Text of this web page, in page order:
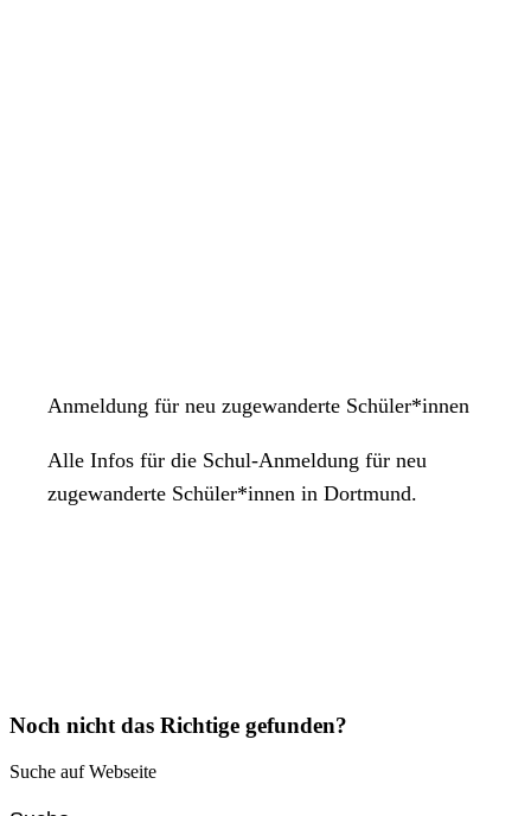
Anmeldung für neu zugewanderte Schüler*innen
Alle Infos für die Schul-Anmeldung für neu
zugewanderte Schüler*innen in Dortmund.
Noch nicht das Richtige gefunden?
Suche auf Webseite